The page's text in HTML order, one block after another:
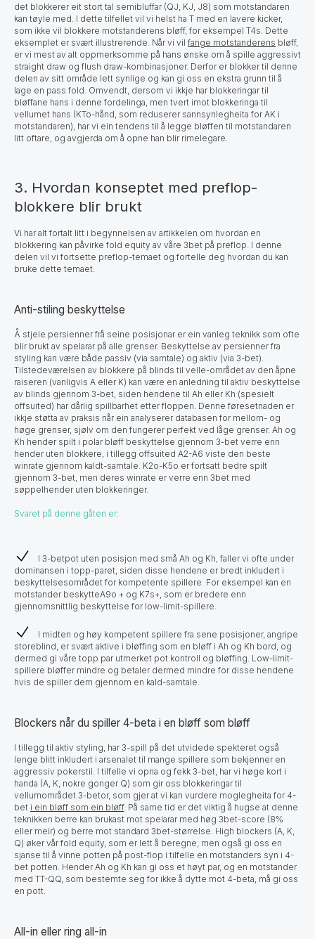
det blokkerer eit stort tal semibluffar (QJ, KJ, J8) som motstandaren
kan tøyle med. I dette tilfellet vil vi helst ha T med en lavere kicker,
som ikke vil blokkere motstanderens bløff, for eksempel T4s. Dette
eksemplet er svært illustrerende. Når vi vilfange motstanderens bløff,
er vi mest av alt oppmerksomme på hans ønske om å spille aggressivt
straight draw og flush draw-kombinasjoner. Derfor er blokker til denne
delen av sitt område lett synlige og kan gi oss en ekstra grunn til å
lage en pass fold. Omvendt, dersom vi ikkje har blokkeringar til
bløffane hans i denne fordelinga, men tvert imot blokkeringa til
vellumet hans (KTo-hånd, som reduserer sannsynlegheita for AK i
motstandaren), har vi ein tendens til å legge bløffen til motstandaren
litt oftare, og avgjerda om å opne han blir rimelegare.
3. Hvordan konseptet med preflop-
blokkere blir brukt
Vi har alt fortalt litt i begynnelsen av artikkelen om hvordan en
blokkering kan påvirke fold equity av våre 3bet på preflop. I denne
delen vil vi fortsette preflop-temaet og fortelle deg hvordan du kan
bruke dette temaet.
Anti-stiling beskyttelse
Å stjele persienner frå seine posisjonar er ein vanleg teknikk som ofte
blir brukt av spelarar på alle grenser. Beskyttelse av persienner fra
styling kan være både passiv (via samtale) og aktiv (via 3-bet).
Tilstedeværelsen av blokkere på blinds til velle-området av den åpne
raiseren (vanligvis A eller K) kan være en anledning til aktiv beskyttelse
av blinds gjennom 3-bet, siden hendene til Ah eller Kh (spesielt
offsuited) har dårlig spillbarhet etter floppen. Denne føresetnaden er
ikkje støtta av praksis når ein analyserer databasen for mellom- og
høge grenser, sjølv om den fungerer perfekt ved låge grenser. Ah og
Kh hender spilt i polar bløff beskyttelse gjennom 3-bet verre enn
hender uten blokkere, i tillegg offsuited A2-A6 viste den beste
winrate gjennom kaldt-samtale. K2o-K5o er fortsatt bedre spilt
gjennom 3-bet, men deres winrate er verre enn 3bet med
søppelhender uten blokkeringer.
Svaret på denne gåten er:
I 3-betpot uten posisjon med små Ah og Kh, faller vi ofte under
dominansen i topp-paret, siden disse hendene er bredt inkludert i
beskyttelsesområdet for kompetente spillere. For eksempel kan en
motstander beskytteA9o + og K7s+, som er bredere enn
gjennomsnittlig beskyttelse for low-limit-spillere.
I midten og høy kompetent spillere fra sene posisjoner, angripe
storeblind, er svært aktive i bløffing som en bløff i Ah og Kh bord, og
dermed gi våre topp par utmerket pot kontroll og bløffing. Low-limit-
spillere bløffer mindre og betaler dermed mindre for disse hendene
hvis de spiller dem gjennom en kald-samtale.
Blockers når du spiller 4-beta i en bløff som bløff
I tillegg til aktiv styling, har 3-spill på det utvidede spekteret også
lenge blitt inkludert i arsenalet til mange spillere som bekjenner en
aggressiv pokerstil. I tilfelle vi opna og fekk 3-bet, har vi høge kort i
handa (A, K, nokre gonger Q) som gir oss blokkeringar til
vellumområdet 3-betor, som gjer at vi kan vurdere moglegheita for 4-
bet i ein bløff som ein bløff. På same tid er det viktig å hugse at denne
teknikken berre kan brukast mot spelarar med høg 3bet-score (8%
eller meir) og berre mot standard 3bet-størrelse. High blockers (A, K,
Q) øker vår fold equity, som er lett å beregne, men også gi oss en
sjanse til å vinne potten på post-flop i tilfelle en motstanders syn i 4-
bet potten. Hender Ah og Kh kan gi oss et høyt par, og en motstander
med TT-QQ, som bestemte seg for ikke å dytte mot 4-beta, må gi oss
en pott.
All-in eller ring all-in